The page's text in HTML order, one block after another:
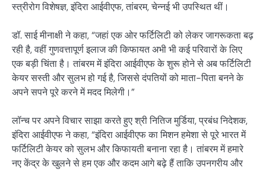
स्त्रीरोग विशेषज्ञ, इंदिरा आईवीएफ, तांबरम, चेन्नई भी उपस्थित थीं।
डॉ. साई मीनाक्षी ने कहा, “जहां एक ओर फर्टिलिटी को लेकर जागरूकता बढ़
रही है, वहीं गुणवत्तापूर्ण इलाज की किफायत अभी भी कई परिवारों के लिए
एक बड़ी चिंता है। तांबरम में इंदिरा आईवीएफ के शुरू होने से अब फर्टिलिटी
केयर सस्ती और सुलभ हो गई है, जिससे दंपतियों को माता-पिता बनने के
अपने सपने पूरे करने में मदद मिलेगी।”
लॉन्च पर अपने विचार साझा करते हुए श्री नितिज मुर्डिया, प्रबंध निदेशक,
इंदिरा आईवीएफ ने कहा, “इंदिरा आईवीएफ का मिशन हमेशा से पूरे भारत में
फर्टिलिटी केयर को सुलभ और किफायती बनाना रहा है। तांबरम में हमारे
नए केंद्र के खुलने से हम एक और कदम आगे बढ़े हैं ताकि उपनगरीय और